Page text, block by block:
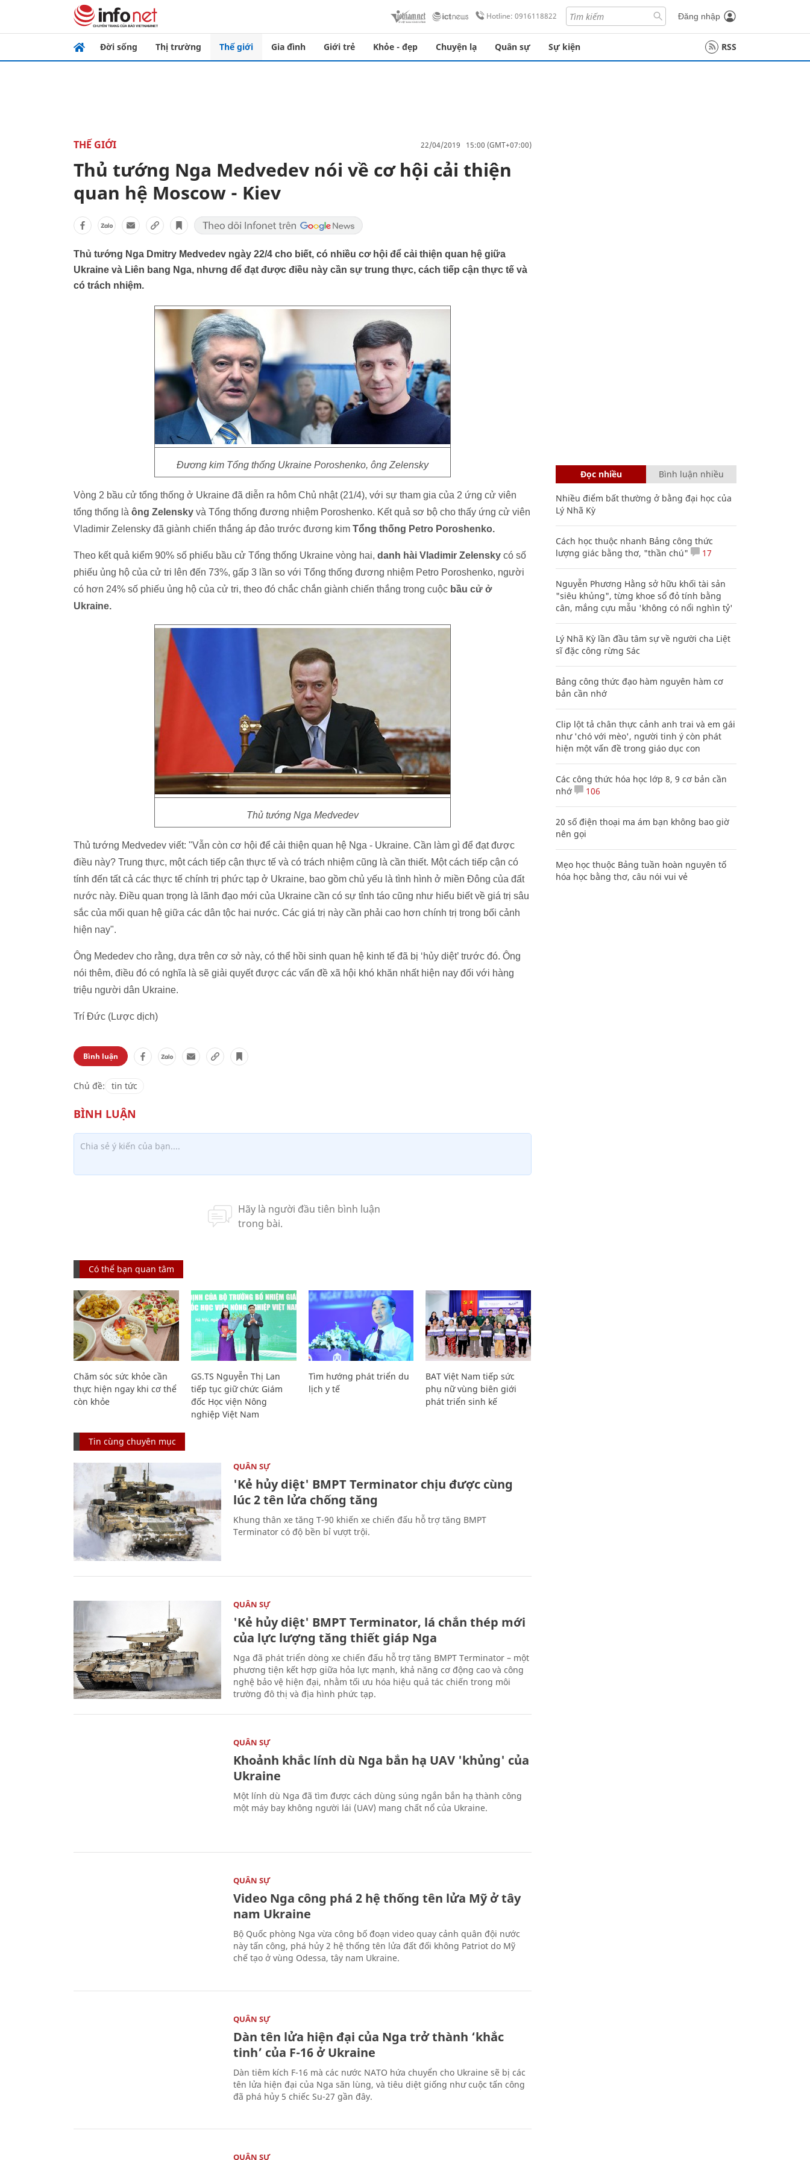
Hotline: 0916118822 Đăng nhập
Đời sống Thị trường Thế giới Gia đình Giới trẻ Khỏe - đẹp Chuyện lạ Quân sự Sự kiện RSS
THẾ GIỚI 22/04/2019 15:00 (GMT+07:00)
Thủ tướng Nga Medvedev nói về cơ hội cải thiện
quan hệ Moscow - Kiev
Thủ tướng Nga Dmitry Medvedev ngày 22/4 cho biết, có nhiều cơ hội để cải thiện quan hệ giữa
Ukraine và Liên bang Nga, nhưng để đạt được điều này cần sự trung thực, cách tiếp cận thực tế và
có trách nhiệm.
Đương kim Tổng thống Ukraine Poroshenko, ông Zelensky
Vòng 2 bầu cử tổng thống ở Ukraine đã diễn ra hôm Chủ nhật (21/4), với sự tham gia của 2 ứng cử viên
tổng thống là ông Zelensky và Tổng thống đương nhiệm Poroshenko. Kết quả sơ bộ cho thấy ứng cử viên
Vladimir Zelensky đã giành chiến thắng áp đảo trước đương kim Tổng thống Petro Poroshenko.
Theo kết quả kiểm 90% số phiếu bầu cử Tổng thống Ukraine vòng hai, danh hài Vladimir Zelensky có số
phiếu ủng hộ của cử tri lên đến 73%, gấp 3 lần so với Tổng thống đương nhiệm Petro Poroshenko, người
có hơn 24% số phiếu ủng hộ của cử tri, theo đó chắc chắn giành chiến thắng trong cuộc bầu cử ở
Ukraine.
Thủ tướng Nga Medvedev
Thủ tướng Medvedev viết: "Vẫn còn cơ hội để cải thiện quan hệ Nga - Ukraine. Cần làm gì để đạt được
điều này? Trung thực, một cách tiếp cận thực tế và có trách nhiệm cũng là cần thiết. Một cách tiếp cận có
tính đến tất cả các thực tế chính trị phức tạp ở Ukraine, bao gồm chủ yếu là tình hình ở miền Đông của đất
nước này. Điều quan trọng là lãnh đạo mới của Ukraine cần có sự tỉnh táo cũng như hiểu biết về giá trị sâu
sắc của mối quan hệ giữa các dân tộc hai nước. Các giá trị này cần phải cao hơn chính trị trong bối cảnh
hiện nay".
Ông Mededev cho rằng, dựa trên cơ sở này, có thể hồi sinh quan hệ kinh tế đã bị ‘hủy diệt’ trước đó. Ông
nói thêm, điều đó có nghĩa là sẽ giải quyết được các vấn đề xã hội khó khăn nhất hiện nay đối với hàng
triệu người dân Ukraine.
Trí Đức (Lược dịch)
Bình luận
Chủ đề: tin tức
Có thể bạn quan tâm
Chăm sóc sức khỏe cần
thực hiện ngay khi cơ thể
còn khỏe
GS.TS Nguyễn Thị Lan
tiếp tục giữ chức Giám
đốc Học viện Nông
nghiệp Việt Nam
Tìm hướng phát triển du
lịch y tế
BAT Việt Nam tiếp sức
phụ nữ vùng biên giới
phát triển sinh kế
Tin cùng chuyên mục
QUÂN SỰ
'Kẻ hủy diệt' BMPT Terminator chịu được cùng
lúc 2 tên lửa chống tăng
Khung thân xe tăng T-90 khiến xe chiến đấu hỗ trợ tăng BMPT
Terminator có độ bền bỉ vượt trội.
QUÂN SỰ
'Kẻ hủy diệt' BMPT Terminator, lá chắn thép mới
của lực lượng tăng thiết giáp Nga
Nga đã phát triển dòng xe chiến đấu hỗ trợ tăng BMPT Terminator – một
phương tiện kết hợp giữa hỏa lực mạnh, khả năng cơ động cao và công
nghệ bảo vệ hiện đại, nhằm tối ưu hóa hiệu quả tác chiến trong môi
trường đô thị và địa hình phức tạp.
QUÂN SỰ
Khoảnh khắc lính dù Nga bắn hạ UAV 'khủng' của
Ukraine
Một lính dù Nga đã tìm được cách dùng súng ngắn bắn hạ thành công
một máy bay không người lái (UAV) mang chất nổ của Ukraine.
QUÂN SỰ
Video Nga công phá 2 hệ thống tên lửa Mỹ ở tây
nam Ukraine
Bộ Quốc phòng Nga vừa công bố đoạn video quay cảnh quân đội nước
này tấn công, phá hủy 2 hệ thống tên lửa đất đối không Patriot do Mỹ
chế tạo ở vùng Odessa, tây nam Ukraine.
QUÂN SỰ
Dàn tên lửa hiện đại của Nga trở thành ‘khắc
tinh’ của F-16 ở Ukraine
Dàn tiêm kích F-16 mà các nước NATO hứa chuyển cho Ukraine sẽ bị các
tên lửa hiện đại của Nga săn lùng, và tiêu diệt giống như cuộc tấn công
đã phá hủy 5 chiếc Su-27 gần đây.
QUÂN SỰ
Đọc nhiều Bình luận nhiều
Nhiều điểm bất thường ở bằng đại học của
Lý Nhã Kỳ
Cách học thuộc nhanh Bảng công thức
lượng giác bằng thơ, "thần chú"
17
Nguyễn Phương Hằng sở hữu khối tài sản
"siêu khủng", từng khoe sổ đỏ tính bằng
cân, mắng cựu mẫu 'không có nổi nghìn tỷ'
Lý Nhã Kỳ lần đầu tâm sự về người cha Liệt
sĩ đặc công rừng Sác
Bảng công thức đạo hàm nguyên hàm cơ
bản cần nhớ
Clip lột tả chân thực cảnh anh trai và em gái
như 'chó với mèo', người tinh ý còn phát
hiện một vấn đề trong giáo dục con
Các công thức hóa học lớp 8, 9 cơ bản cần
nhớ
106
20 số điện thoại ma ám bạn không bao giờ
nên gọi
Mẹo học thuộc Bảng tuần hoàn nguyên tố
hóa học bằng thơ, câu nói vui vẻ